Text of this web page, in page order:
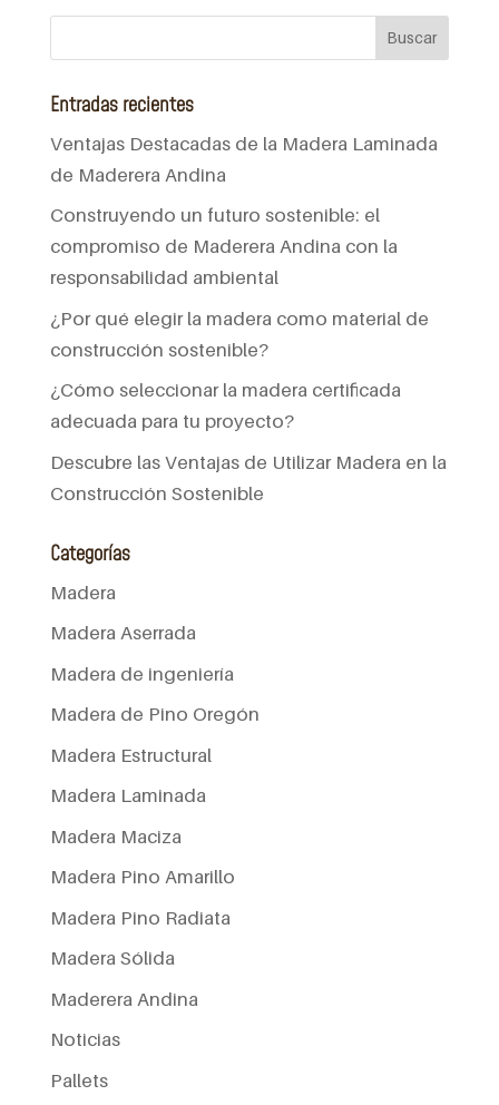
Entradas recientes
Ventajas Destacadas de la Madera Laminada
de Maderera Andina
Construyendo un futuro sostenible: el
compromiso de Maderera Andina con la
responsabilidad ambiental
¿Por qué elegir la madera como material de
construcción sostenible?
¿Cómo seleccionar la madera certificada
adecuada para tu proyecto?
Descubre las Ventajas de Utilizar Madera en la
Construcción Sostenible
Categorías
Madera
Madera Aserrada
Madera de ingeniería
Madera de Pino Oregón
Madera Estructural
Madera Laminada
Madera Maciza
Madera Pino Amarillo
Madera Pino Radiata
Madera Sólida
Maderera Andina
Noticias
Pallets